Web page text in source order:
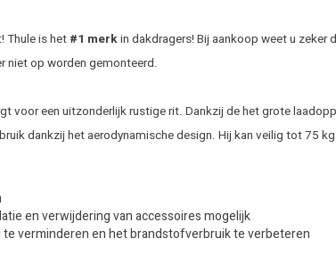
Thule is het#1 merkin dakdragers! Bij aankoop weet u
niet op worden gemonteerd.
voor een uitzonderlijk rustige rit. Dankzij de het grote
dankzij het aerodynamische design. Hij kan veilig tot 75
en verwijdering van accessoires mogelijk
verminderen en het brandstofverbruik te verbeteren